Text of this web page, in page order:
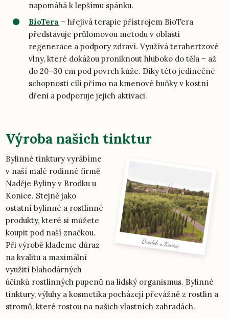
napomáhá k lepšímu spánku.
BioTera – hřejivá terapie přístrojem BioTera
představuje průlomovou metodu v oblasti
regenerace a podpory zdraví. Využívá terahertzové
vlny, které dokážou proniknout hluboko do těla – až
do 20–30 cm pod povrch kůže. Díky této jedinečné
schopnosti cílí přímo na kmenové buňky v kostní
dřeni a podporuje jejich aktivaci.
Výroba našich tinktur
Bylinné tinktury vyrábíme
v naší malé rodinné firmě
Naděje Byliny v Brodku u
Konice. Stejně jako
ostatní bylinné a rostlinné
produkty, které si můžete
koupit pod naší značkou.
Při výrobě klademe důraz
na kvalitu a maximální
využití blahodárných
účinků rostlinných pupenů na lidský organismus. Bylinné
tinktury, výluhy a kosmetika pocházejí převážně z rostlin a
stromů, které rostou na našich vlastních zahradách.